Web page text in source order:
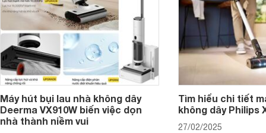
Máy hút bụi lau nhà không dây
Deerma VX910W biến việc dọn
nhà thành niềm vui
Tìm hiểu chi tiết
không dây Philips
27/02/2025